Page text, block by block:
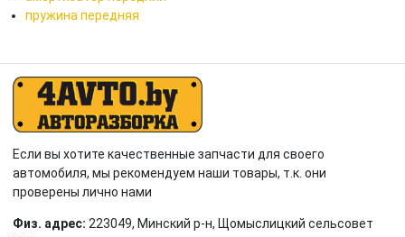
пружина передняя
Если вы хотите качественные запчасти для своего
автомобиля, мы рекомендуем наши товары, т.к. они
проверены лично нами
Физ. адрес: 223049, Минский р-н, Щомыслицкий сельсовет